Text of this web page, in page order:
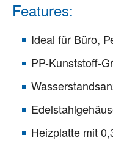
Features:
Ideal für Büro,
PP-Kunststoff-
Heizplatte mit